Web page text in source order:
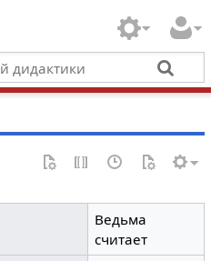
Ведьма
считает